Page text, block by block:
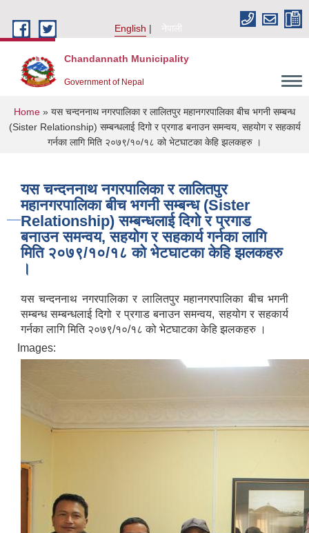
English
नेपाली
Chandannath Municipality
Government of Nepal
You are here
Home » यस चन्दननाथ नगरपालिका र लालितपुर महानगरपालिका बीच भगनी सम्बन्ध
(Sister Relationship) सम्बन्धलाई दिगो र प्रगाड बनाउन समन्वय, सहयोग र सहकार्य
गर्नका लागि मिति २०७९/१०/१८ को भेटघाटका केहि झलकहरु ।
यस चन्दननाथ नगरपालिका र लालितपुर
महानगरपालिका बीच भगनी सम्बन्ध (Sister
Relationship) सम्बन्धलाई दिगो र प्रगाड
बनाउन समन्वय, सहयोग र सहकार्य गर्नका लागि
मिति २०७९/१०/१८ को भेटघाटका केहि झलकहरु
।
यस चन्दननाथ नगरपालिका र लालितपुर महानगरपालिका बीच भगनी
सम्बन्ध सम्बन्धलाई दिगो र प्रगाड बनाउन समन्वय, सहयोग र सहकार्य
गर्नका लागि मिति २०७९/१०/१८ को भेटघाटका केहि झलकहरु ।
Images: